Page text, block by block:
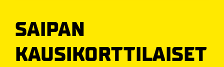
SAIPAN
KAUSIKORTTILAISET